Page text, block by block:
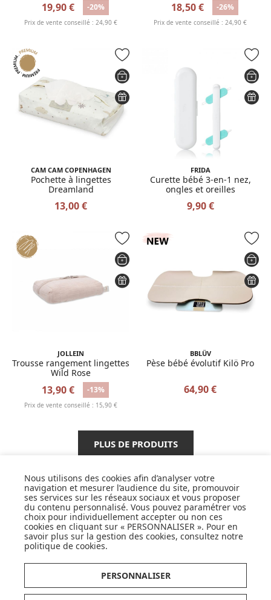
19,90 € -20%
Prix de vente conseillé : 24,90 €
18,50 € -26%
Prix de vente conseillé : 24,90 €
CAM CAM COPENHAGEN
Pochette à lingettes
Dreamland
13,00 €
FRIDA
Curette bébé 3-en-1 nez,
ongles et oreilles
9,90 €
JOLLEIN
Trousse rangement lingettes
Wild Rose
13,90 € -13%
Prix de vente conseillé : 15,90 €
BBLÜV
Pèse bébé évolutif Kilö Pro
64,90 €
PLUS DE PRODUITS
SUIVEZ NOS ACTUS,
NOUVEAUTÉS, OFFRES...
OK
Nous utilisons des cookies afin d’analyser votre
navigation et mesurer l’audience du site, promouvoir
ses services sur les réseaux sociaux et vous proposer
du contenu personnalisé. Vous pouvez paramétrer vos
choix pour individuellement accepter ou non ces
cookies en cliquant sur « PERSONNALISER ». Pour en
savoir plus sur la gestion des cookies, consultez notre
politique de cookies.
PERSONNALISER